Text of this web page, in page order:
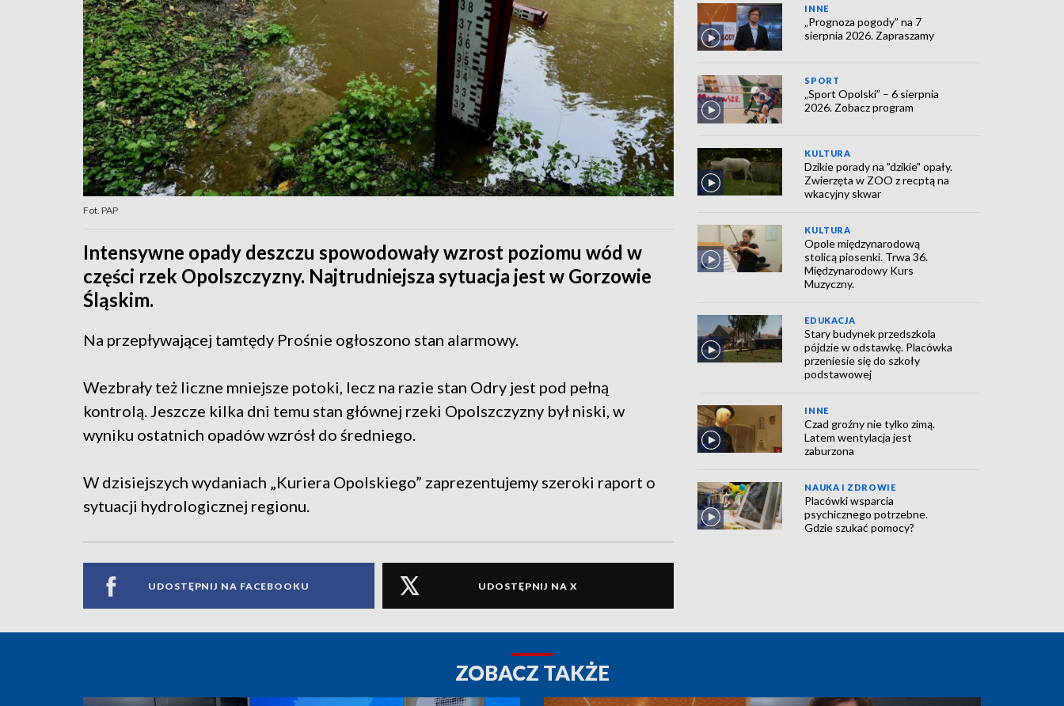
Fot. PAP
Intensywne opady deszczu spowodowały wzrost poziomu wód w
części rzek Opolszczyzny. Najtrudniejsza sytuacja jest w Gorzowie
Śląskim.
Na przepływającej tamtędy Prośnie ogłoszono stan alarmowy.
Wezbrały też liczne mniejsze potoki, lecz na razie stan Odry jest pod pełną
kontrolą. Jeszcze kilka dni temu stan głównej rzeki Opolszczyzny był niski, w
wyniku ostatnich opadów wzrósł do średniego.
W dzisiejszych wydaniach „Kuriera Opolskiego” zaprezentujemy szeroki raport o
sytuacji hydrologicznej regionu.
UDOSTĘPNIJ NA FACEBOOKU UDOSTĘPNIJ NA X
INNE
„Prognoza pogody” na 7
sierpnia 2026. Zapraszamy
SPORT
„Sport Opolski” – 6 sierpnia
2026. Zobacz program
KULTURA
Dzikie porady na "dzikie" opały.
Zwierzęta w ZOO z recptą na
wkacyjny skwar
KULTURA
Opole międzynarodową
stolicą piosenki. Trwa 36.
Międzynarodowy Kurs
Muzyczny.
EDUKACJA
Stary budynek przedszkola
pójdzie w odstawkę. Placówka
przeniesie się do szkoły
podstawowej
INNE
Czad groźny nie tylko zimą.
Latem wentylacja jest
zaburzona
NAUKA I ZDROWIE
Placówki wsparcia
psychicznego potrzebne.
Gdzie szukać pomocy?
ZOBACZ TAKŻE